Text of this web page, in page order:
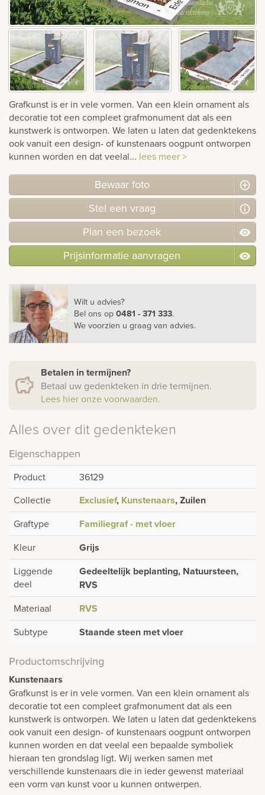
Bekijk
ook:
Grafkunst is er in vele vormen. Van een klein ornament als
decoratie tot een compleet grafmonument dat als een
kunstwerk is ontworpen. We laten u laten dat gedenktekens
ook vanuit een design- of kunstenaars oogpunt ontworpen
kunnen worden en dat veelal... lees meer >
Bewaar foto
Stel een vraag
Plan een bezoek
Prijsinformatie aanvragen
Wilt u advies?
Bel ons op0481 - 371 333.
We voorzien u graag van advies.
Betalen in termijnen?
Betaal uw gedenkteken in drie termijnen.
Lees hier onze voorwaarden.
Alles over dit gedenkteken
Eigenschappen
Product
36129
Collectie
Exclusief, Kunstenaars, Zuilen
Graftype Familiegraf - met vloer
Kleur Grijs
Liggende
deel
Gedeeltelijk beplanting, Natuursteen,
RVS
Materiaal RVS
Subtype Staande steen met vloer
Productomschrijving
Kunstenaars
Grafkunst is er in vele vormen. Van een klein ornament als
decoratie tot een compleet grafmonument dat als een
kunstwerk is ontworpen. We laten u laten dat gedenktekens
ook vanuit een design- of kunstenaars oogpunt ontworpen
kunnen worden en dat veelal een bepaalde symboliek
hieraan ten grondslag ligt. Wij werken samen met
verschillende kunstenaars die in ieder gewenst materiaal
een vorm van kunst voor u kunnen ontwerpen.